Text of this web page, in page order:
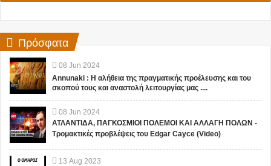
Πρόσφατα
08 Jun 2024
Annunaki : Η αλήθεια της πραγματικής προέλευσης και του
σκοπού τους και αναστολή λειτουργίας μας ....
08 Jun 2024
ΑΤΛΑΝΤΙΔΑ, ΠΑΓΚΟΣΜΙΟΙ ΠΟΛΕΜΟΙ ΚΑΙ ΑΛΛΑΓΗ ΠΟΛΩΝ -
Τρομακτικές προβλέψεις του Edgar Cayce (Video)
13 Aug 2023